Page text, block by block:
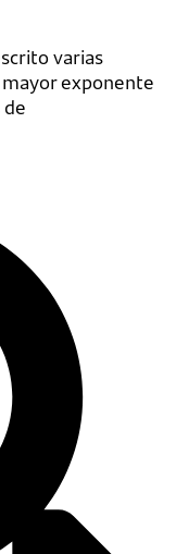
varias
exponente